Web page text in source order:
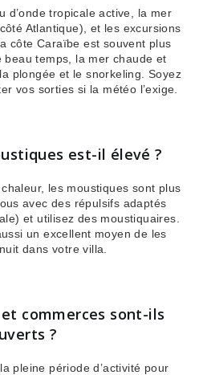
d’onde tropicale active, la mer
Atlantique), et les excursions
côte Caraïbe est souvent plus
beau temps, la mer chaude et
plongée et le snorkeling. Soyez
vos sorties si la météo l’exige.
est-il élevé ?
les moustiques sont plus
avec des répulsifs adaptés
et utilisez des moustiquaires.
un excellent moyen de les
dans votre villa.
commerces sont-ils
?
pleine période d’activité pour